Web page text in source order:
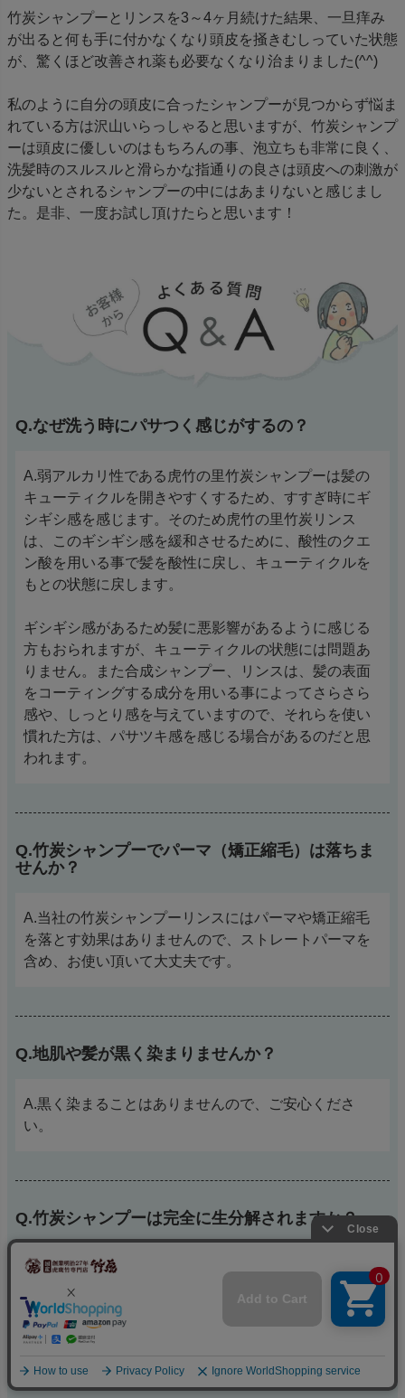
竹炭シャンプーとリンスを3～4ヶ月続けた結果、一旦痒み
が出ると何も手に付かなくなり頭皮を掻きむしっていた状態
が、驚くほど改善され薬も必要なくなり治まりました(^^)
私のように自分の頭皮に合ったシャンプーが見つからず悩ま
れている方は沢山いらっしゃると思いますが、竹炭シャンプ
ーは頭皮に優しいのはもちろんの事、泡立ちも非常に良く、
洗髪時のスルスルと滑らかな指通りの良さは頭皮への刺激が
少ないとされるシャンプーの中にはあまりないと感じまし
た。是非、一度お試し頂けたらと思います！
Q.なぜ洗う時にパサつく感じがするの？
A.弱アルカリ性である虎竹の里竹炭シャンプーは髪の
キューティクルを開きやすくするため、すすぎ時にギ
シギシ感を感じます。そのため虎竹の里竹炭リンス
は、このギシギシ感を緩和させるために、酸性のクエ
ン酸を用いる事で髪を酸性に戻し、キューティクルを
もとの状態に戻します。
ギシギシ感があるため髪に悪影響があるように感じる
方もおられますが、キューティクルの状態には問題あ
りません。また合成シャンプー、リンスは、髪の表面
をコーティングする成分を用いる事によってさらさら
感や、しっとり感を与えていますので、それらを使い
慣れた方は、パサツキ感を感じる場合があるのだと思
われます。
Q.竹炭シャンプーでパーマ（矯正縮毛）は落ちま
せんか？
A.当社の竹炭シャンプーリンスにはパーマや矯正縮毛
を落とす効果はありませんので、ストレートパーマを
含め、お使い頂いて大丈夫です。
Q.地肌や髪が黒く染まりませんか？
A.黒く染まることはありませんので、ご安心くださ
い。
Q.竹炭シャンプーは完全に生分解されますか？
A.約1～2日程で完全に生分解されるのでご安心くださ
い。無香料、無添加と、環境や人にも優しい竹炭シャ
ンプーです。敏感肌の方にも安心してお使い頂けま
す。